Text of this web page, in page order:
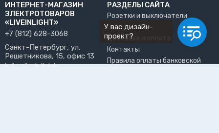
ИНТЕРНЕТ-МАГАЗИН
ЭЛЕКТРОТОВАРОВ
«LIVEINLIGHT»
+7 (812) 628-3068
Санкт-Петербург, ул.
Решетникова, 15, офис 13
info@liveinlight.ru
РАЗДЕЛЫ САЙТА
Розетки и выключатели
О нас
Доставка и оплата
Контакты
Правила оплаты банковской
У вас дизайн-
проект?